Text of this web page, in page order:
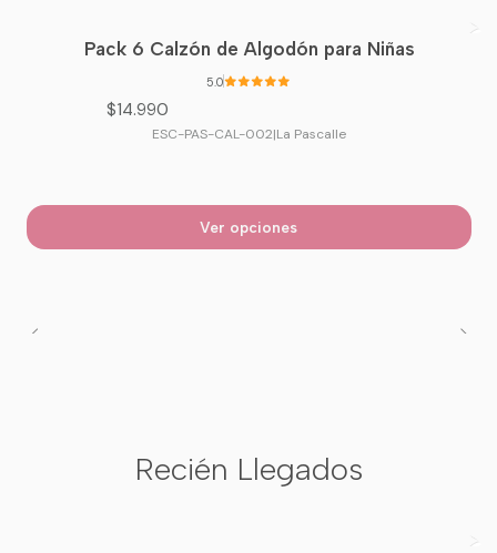
Pack 6 Calzón de Algodón para Niñas
5.0
$14.990
ESC-PAS-CAL-002|La Pascalle
Ver opciones
Recién Llegados